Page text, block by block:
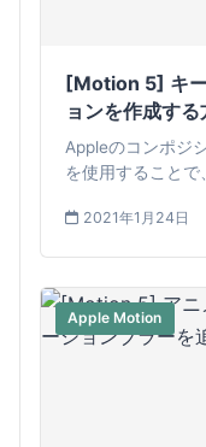
[Motion 5] キ
ョンを作成す
Appleのコンポジ
を使用すること
2021年1月24日
Apple Motion